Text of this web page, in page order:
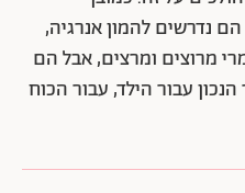
נדרשים להמון אנרגיה,
מרוצים ומרצים, אבל הם
עבור הילד, עבור הכוח